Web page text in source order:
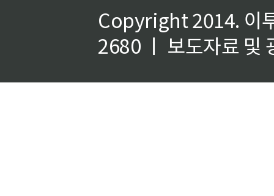
Copyright 2014. 이
2680 ㅣ 보도자료